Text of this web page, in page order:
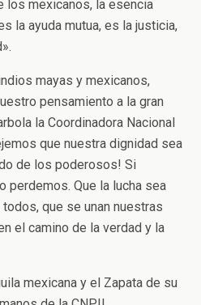
los mexicanos, la esencia
la ayuda mutua, es la justicia,
mayas y mexicanos,
pensamiento a la gran
la Coordinadora Nacional
que nuestra dignidad sea
de los poderosos! Si
perdemos. Que la lucha sea
que se unan nuestras
el camino de la verdad y la
mexicana y el Zapata de su